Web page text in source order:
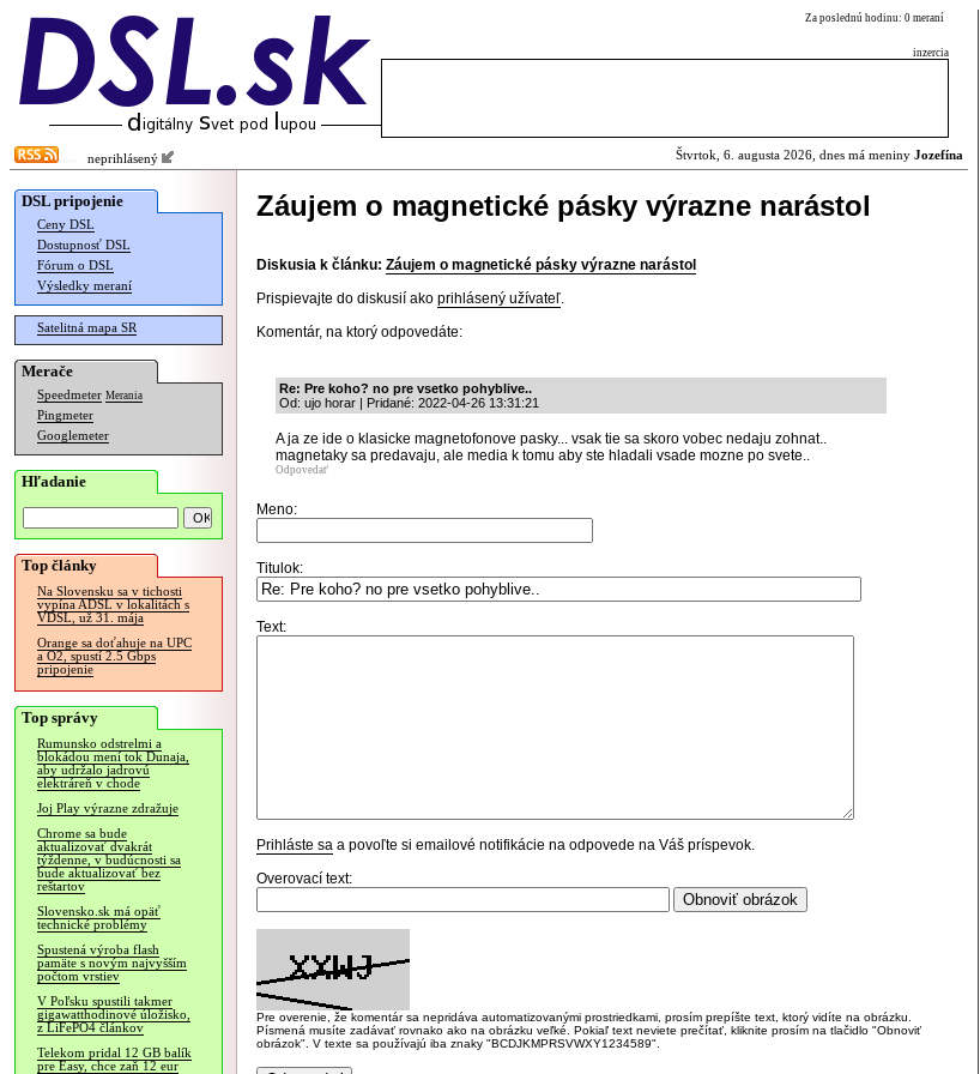
Za poslednú hodinu: 0 meraní
inzercia
neprihlásený Štvrtok, 6. augusta 2026, dnes má meniny Jozefína
DSL pripojenie
Ceny DSL
Dostupnosť DSL
Fórum o DSL
Výsledky meraní
Satelitná mapa SR
Merače
Speedmeter Merania
Pingmeter
Googlemeter
Hľadanie
Top články
Na Slovensku sa v tichosti
vypína ADSL v lokalitách s
VDSL, už 31. mája
Orange sa doťahuje na UPC
a O2, spustí 2.5 Gbps
pripojenie
Top správy
Rumunsko odstrelmi a
blokádou mení tok Dunaja,
aby udržalo jadrovú
elektráreň v chode
Joj Play výrazne zdražuje
Chrome sa bude
aktualizovať dvakrát
týždenne, v budúcnosti sa
bude aktualizovať bez
reštartov
Slovensko.sk má opäť
technické problémy
Spustená výroba flash
pamäte s novým najvyšším
počtom vrstiev
V Poľsku spustili takmer
gigawatthodinové úložisko,
z LiFePO4 článkov
Telekom pridal 12 GB balík
pre Easy, chce zaň 12 eur
Záujem o magnetické pásky výrazne narástol
Diskusia k článku: Záujem o magnetické pásky výrazne narástol
Prispievajte do diskusií ako prihlásený užívateľ.
Komentár, na ktorý odpovedáte:
Re: Pre koho? no pre vsetko pohyblive..
Od: ujo horar | Pridané: 2022-04-26 13:31:21
A ja ze ide o klasicke magnetofonove pasky... vsak tie sa skoro vobec nedaju zohnat..
magnetaky sa predavaju, ale media k tomu aby ste hladali vsade mozne po svete..
Odpovedať
Meno:
Titulok:
Text:
Prihláste sa a povoľte si emailové notifikácie na odpovede na Váš príspevok.
Overovací text:
Pre overenie, že komentár sa nepridáva automatizovanými prostriedkami, prosím prepíšte text, ktorý vidíte na obrázku.
Písmená musíte zadávať rovnako ako na obrázku veľké. Pokiaľ text neviete prečítať, kliknite prosím na tlačidlo "Obnoviť
obrázok". V texte sa používajú iba znaky "BCDJKMPRSVWXY1234589".